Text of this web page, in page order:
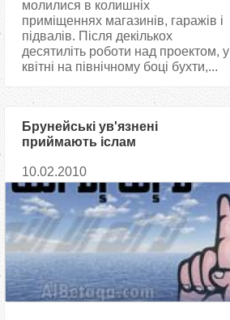
молилися в колишніх
приміщеннях магазинів, гаражів і
підвалів. Після декількох
десятиліть роботи над проектом, у
квітні на північному боці бухти,...
Брунейські ув'язнені
приймають іслам
10.02.2010